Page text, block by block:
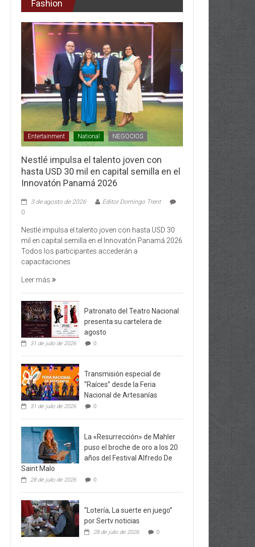
Fashion
Entertainment National NEGOCIOS
Nestlé impulsa el talento joven con
hasta USD 30 mil en capital semilla en el
Innovatón Panamá 2026
3 de agosto de 2026
Editor Domingo Trent
0
Nestlé impulsa el talento joven con hasta USD 30
mil en capital semilla en el Innovatón Panamá 2026
Todos los participantes accederán a
capacitaciones
Leer más
Patronato del Teatro Nacional
presenta su cartelera de
agosto
31 de julio de 2026 0
Transmisión especial de
“Raíces” desde la Feria
Nacional de Artesanías
31 de julio de 2026 0
La «Resurrección» de Mahler
puso el broche de oro a los 20
años del Festival Alfredo De
Saint Malo
28 de julio de 2026 0
“Lotería, La suerte en juego”
por Sertv noticias
28 de julio de 2026 0